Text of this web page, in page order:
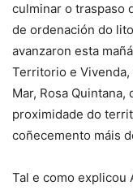
culminar o traspaso
de ordenación do
avanzaron esta
Territorio e Vivenda,
Mar, Rosa
proximidade do
coñecemento máis
Tal e como explicou